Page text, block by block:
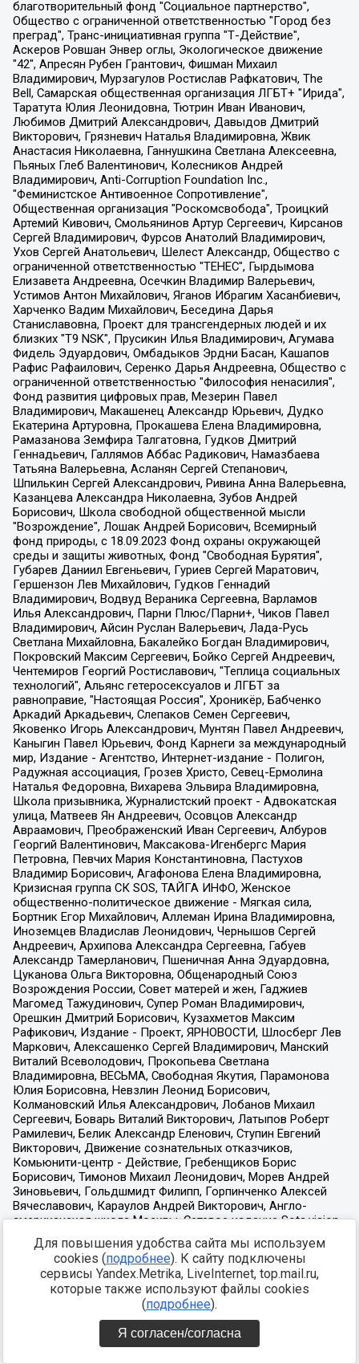
Для повышения удобства сайта мы используем
cookies (подробнее). К сайту подключены
сервисы Yandex.Metrika, LiveInternet, top.mail.ru,
которые также используют файлы cookies
(подробнее).
Я согласен/согласна